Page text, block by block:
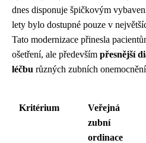
dnes disponuje špičkovým
lety bylo dostupné pouze v
Tato modernizace přinesla
ošetření, ale především přesnější
léčbu různých zubních
Kritérium
Veřejná
zubní
ordinace